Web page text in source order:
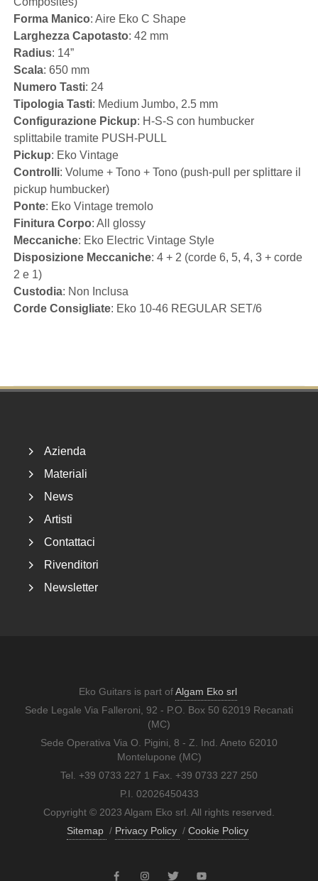
Forma Manico: Aire Eko C Shape
Larghezza Capotasto: 42 mm
Radius: 14”
Scala: 650 mm
Numero Tasti: 24
Tipologia Tasti: Medium Jumbo, 2.5 mm
Configurazione Pickup: H-S-S con humbucker
splittabile tramite PUSH-PULL
Pickup: Eko Vintage
Controlli: Volume + Tono + Tono (push-pull per splittare il
pickup humbucker)
Ponte: Eko Vintage tremolo
Finitura Corpo: All glossy
Meccaniche: Eko Electric Vintage Style
Disposizione Meccaniche: 4 + 2 (corde 6, 5, 4, 3 + corde
2 e 1)
Custodia: Non Inclusa
Corde Consigliate: Eko 10-46 REGULAR SET/6
Azienda
Materiali
News
Artisti
Contattaci
Rivenditori
Newsletter
Eko Guitars is part ofAlgam Eko srl
Sede Legale Via Falleroni, 92 - P.O. Box 50 62019 Recanati
(MC)
Sede Operativa Via O. Pigini, 8 - Z. Ind. Aneto 62010
Montelupone (MC)
Tel. +39 0733 227 1 Fax. +39 0733 227 250
P.I. 02026450433
Copyright © 2023 Algam Eko srl. All rights reserved.
Sitemap / Privacy Policy / Cookie Policy